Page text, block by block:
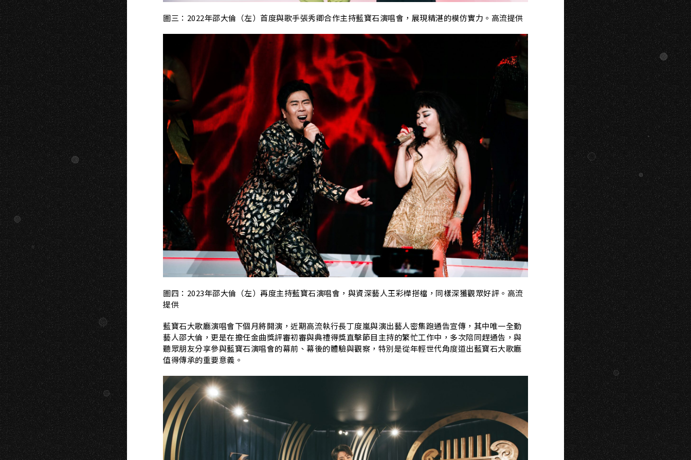
圖三：2022年邵大倫（左） 首度與歌手張秀卿合作主持藍寶石演唱會，展現精湛的模仿實力。 高流提供
圖四：2023年邵大倫（左）再度主持藍寶石演唱會， 與資深藝人王彩樺搭檔，同樣深獲觀眾好評。高流
提供
藍寶石大歌廳演唱會下個月將開演， 近期高流執行長丁度嵐與演出藝人密集跑通告宣傳， 其中唯一全勤
藝人邵大倫， 更是在擔任金曲獎評審初審與典禮得獎直擊節目主持的繁忙工作中， 多次陪同趕通告，與
聽眾朋友分享參與藍寶石演唱會的幕前、 幕後的體驗與觀察， 特別是從年輕世代角度道出藍寶石大歌廳
值得傳承的重要意義。